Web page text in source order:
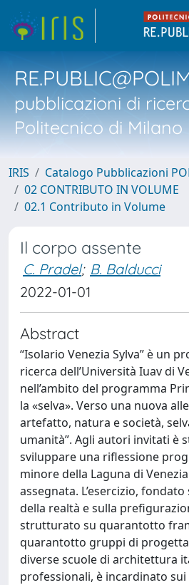
pubblicazioni di
Politecnico di Milano
IRIS
Catalogo Pubblicazioni
02 CONTRIBUTO IN VOLUME
02.1 Contributo in Volume
Il corpo assente
C. Pradel; B. Balducci
2022-01-01
Abstract
“Isolario Venezia Sylva” è un
ricerca dell’Università Iuav di
nell’ambito del programma
la «selva». Verso una nuova
artefatto, natura e società,
umanità”. Agli autori invitati è
sviluppare una riflessione
minore della Laguna di
assegnata. L’esercizio,
della realtà e sulla
strutturato su quarantotto
quarantotto gruppi di
diverse scuole di architettura
professionali, è incardinato